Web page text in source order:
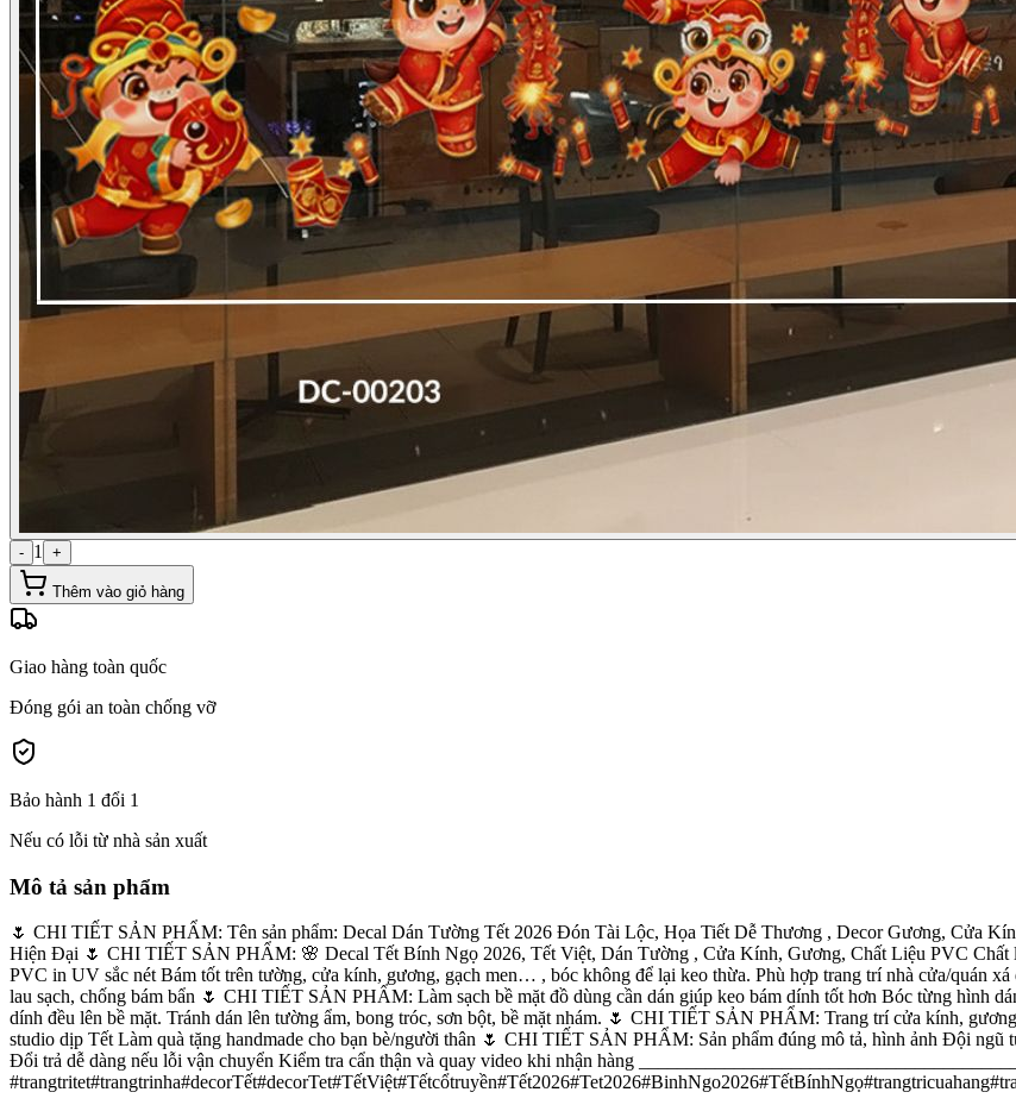
- 1 +
Thêm vào giỏ hàng
Giao hàng toàn quốc
Đóng gói an toàn chống vỡ
Bảo hành 1 đổi 1
Nếu có lỗi từ nhà sản xuất
Mô tả sản phẩm
🌷 CHI TIẾT SẢN PHẨM: Tên sản phẩm: Decal Dán Tường Tết 2026 Đón Tài Lộc, Họa Tiết Dễ Thương , Decor Gương, Cửa
Hiện Đại 🌷 CHI TIẾT SẢN PHẨM: 🌸 Decal Tết Bính Ngọ 2026, Tết Việt, Dán Tường , Cửa Kính, Gương, Chất Liệu PVC
PVC in UV sắc nét Bám tốt trên tường, cửa kính, gương, gạch men… , bóc không để lại keo thừa. Phù hợp trang trí nhà cửa/quán
lau sạch, chống bám bẩn 🌷 CHI TIẾT SẢN PHẨM: Làm sạch bề mặt đồ dùng cần dán giúp keo bám dính tốt hơn Bóc từng hình
dính đều lên bề mặt. Tránh dán lên tường ẩm, bong tróc, sơn bột, bề mặt nhám. 🌷 CHI TIẾT SẢN PHẨM: Trang trí cửa kính,
studio dịp Tết Làm quà tặng handmade cho bạn bè/người thân 🌷 CHI TIẾT SẢN PHẨM: Sản phẩm đúng mô tả, hình ảnh Đội
Đổi trả dễ dàng nếu lỗi vận chuyển Kiểm tra cẩn thận và quay video khi nhận hàng